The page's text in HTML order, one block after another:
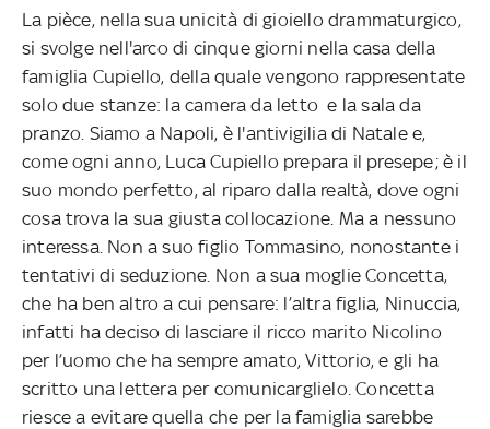
La pièce, nella sua unicità di gioiello drammaturgico,
si svolge nell'arco di cinque giorni nella casa della
famiglia Cupiello, della quale vengono rappresentate
solo due stanze: la camera da letto e la sala da
pranzo. Siamo a Napoli, è l'antivigilia di Natale e,
come ogni anno, Luca Cupiello prepara il presepe; è il
suo mondo perfetto, al riparo dalla realtà, dove ogni
cosa trova la sua giusta collocazione. Ma a nessuno
interessa. Non a suo figlio Tommasino, nonostante i
tentativi di seduzione. Non a sua moglie Concetta,
che ha ben altro a cui pensare: l’altra figlia, Ninuccia,
infatti ha deciso di lasciare il ricco marito Nicolino
per l’uomo che ha sempre amato, Vittorio, e gli ha
scritto una lettera per comunicarglielo. Concetta
riesce a evitare quella che per la famiglia sarebbe